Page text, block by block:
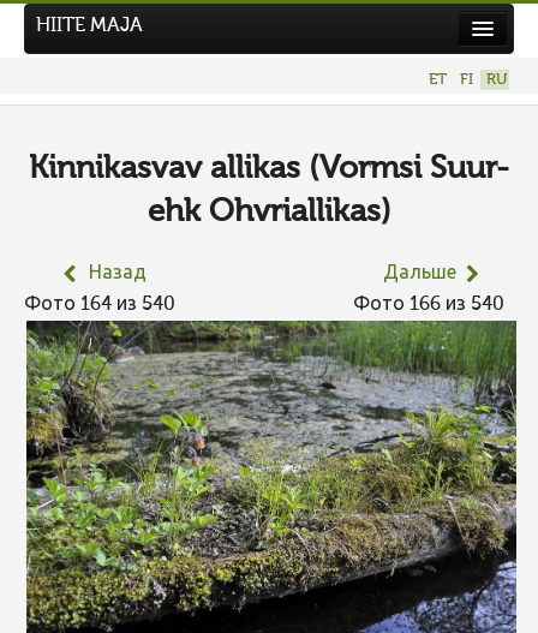
НОВЫЙ ФОТОКОНКУРС
Hiite kuvavõistlus 2026
HIITE MAJA
ET FI RU
Kinnikasvav allikas (Vormsi Suur-
ehk Ohvriallikas)
Назад
Фото 164 из 540
Дальше
Фото 166 из 540